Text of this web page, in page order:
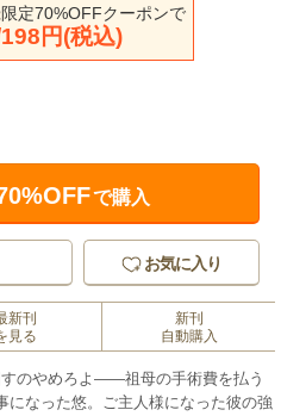
定70%OFFクーポンで
円(税込)
で購入
お気に入り
新刊
見る
新刊
自動購入
のやめろよ――祖母の手術費を払う
になった悠。ご主人様になった彼の強